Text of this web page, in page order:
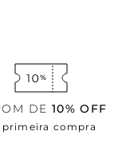
DE 10% OFF
primeira compra